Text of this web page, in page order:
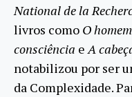
National de la
livros como O
consciência eA
notabilizou por ser
da Complexidade.